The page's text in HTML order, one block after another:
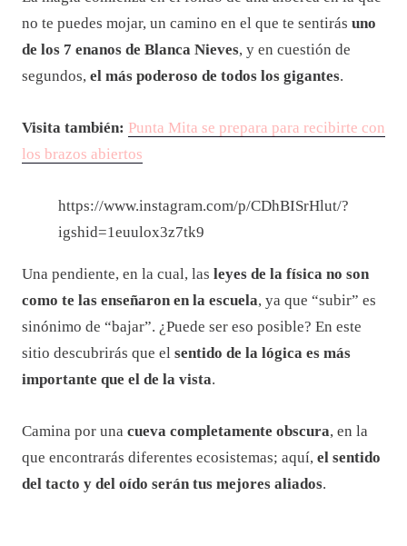
no te puedes mojar, un camino en el que te sentirás uno
de los 7 enanos de Blanca Nieves, y en cuestión de
segundos, el más poderoso de todos los gigantes.
Visita también: Punta Mita se prepara para recibirte con
los brazos abiertos
https://www.instagram.com/p/CDhBISrHlut/?
igshid=1euulox3z7tk9
Una pendiente, en la cual, las leyes de la física no son
como te las enseñaron en la escuela, ya que “subir” es
sinónimo de “bajar”. ¿Puede ser eso posible? En este
sitio descubrirás que el sentido de la lógica es más
importante que el de la vista.
Camina por una cueva completamente obscura, en la
que encontrarás diferentes ecosistemas; aquí, el sentido
del tacto y del oído serán tus mejores aliados.